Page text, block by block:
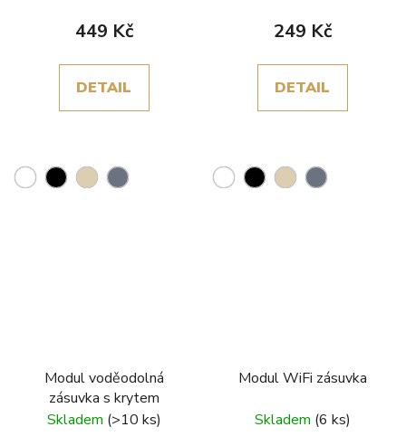
449 Kč
DETAIL
249 Kč
DETAIL
Modul voděodolná
zásuvka s krytem
Skladem (>10 ks)
Modul WiFi zásuvka
Skladem (6 ks)